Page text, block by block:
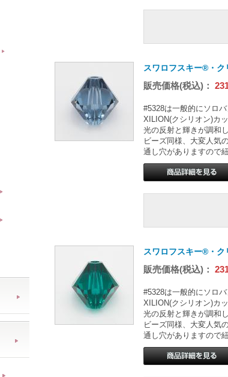
▶
▶
▶
スワロフスキー®・
販売価格(税込)：
#5328は一般的にソロ
XILION(クシリオン)カ
光の反射と輝きが調和
ビーズ同様、大変人気
通し穴がありますので
スワロフスキー®・
販売価格(税込)：
#5328は一般的にソロ
XILION(クシリオン)カ
光の反射と輝きが調和
ビーズ同様、大変人気
通し穴がありますので